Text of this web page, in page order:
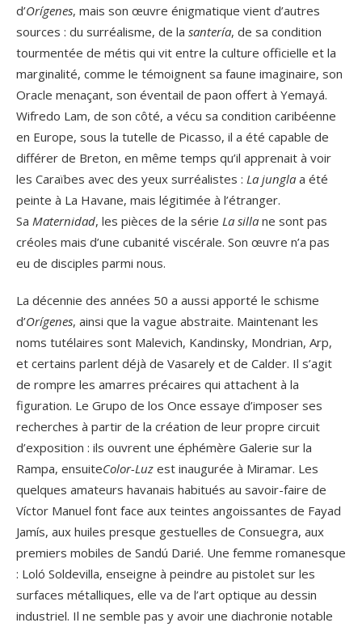
d’Orígenes, mais son œuvre énigmatique vient d’autres
sources : du surréalisme, de la santería, de sa condition
tourmentée de métis qui vit entre la culture officielle et la
marginalité, comme le témoignent sa faune imaginaire, son
Oracle menaçant, son éventail de paon offert à Yemayá.
Wifredo Lam, de son côté, a vécu sa condition caribéenne
en Europe, sous la tutelle de Picasso, il a été capable de
différer de Breton, en même temps qu’il apprenait à voir
les Caraïbes avec des yeux surréalistes : La jungla a été
peinte à La Havane, mais légitimée à l’étranger.
Sa Maternidad, les pièces de la série La silla ne sont pas
créoles mais d’une cubanité viscérale. Son œuvre n’a pas
eu de disciples parmi nous.
La décennie des années 50 a aussi apporté le schisme
d’Orígenes, ainsi que la vague abstraite. Maintenant les
noms tutélaires sont Malevich, Kandinsky, Mondrian, Arp,
et certains parlent déjà de Vasarely et de Calder. Il s’agit
de rompre les amarres précaires qui attachent à la
figuration. Le Grupo de los Once essaye d’imposer ses
recherches à partir de la création de leur propre circuit
d’exposition : ils ouvrent une éphémère Galerie sur la
Rampa, ensuiteColor-Luz est inaugurée à Miramar. Les
quelques amateurs havanais habitués au savoir-faire de
Víctor Manuel font face aux teintes angoissantes de Fayad
Jamís, aux huiles presque gestuelles de Consuegra, aux
premiers mobiles de Sandú Darié. Une femme romanesque
: Loló Soldevilla, enseigne à peindre au pistolet sur les
surfaces métalliques, elle va de l’art optique au dessin
industriel. Il ne semble pas y avoir une diachronie notable